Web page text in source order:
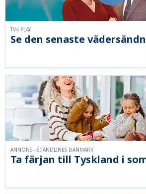
Se den senaste
TV4 PLAY
Ta färjan till Tyskland i
ANNONS - SCANDLINES DANMARK